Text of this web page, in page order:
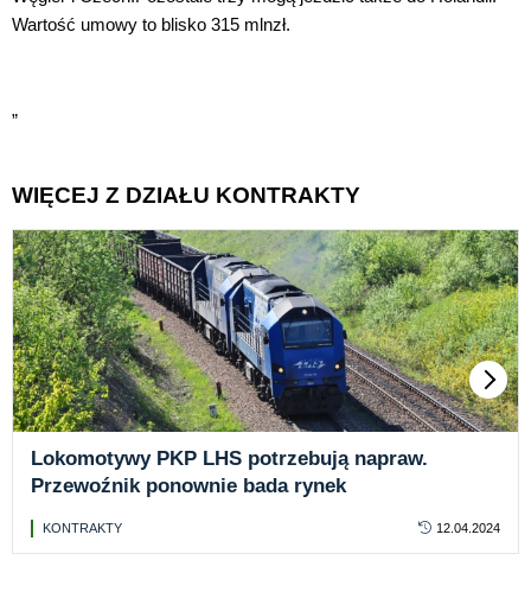
Wartość umowy to blisko 315 mlnzł.
„
WIĘCEJ Z DZIAŁU KONTRAKTY
Lokomotywy PKP LHS potrzebują napraw.
Przewoźnik ponownie bada rynek
KONTRAKTY 12.04.2024